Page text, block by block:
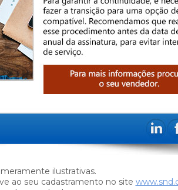
ilustrativas.
ao seu cadastramento no site